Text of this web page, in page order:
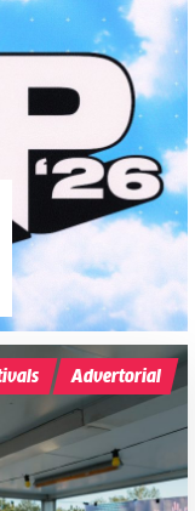
Advertorial